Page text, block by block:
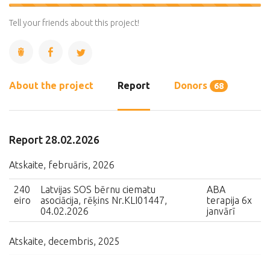
161%
Tell your friends about this project!
About the project Report Donors 68
Report 28.02.2026
Atskaite, februāris, 2026
240
eiro
Latvijas SOS bērnu ciematu
asociācija, rēķins Nr.KLI01447,
04.02.2026
ABA
terapija 6x
janvārī
Atskaite, decembris, 2025